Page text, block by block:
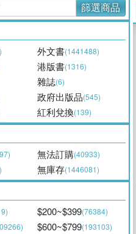
篩選商品
外文書(1441488)
港版書(1316)
雜誌(6)
政府出版品(545)
紅利兌換(139)
無法訂購(40933)
無庫存(1446081)
$200~$399(76384)
$600~$799(193103)